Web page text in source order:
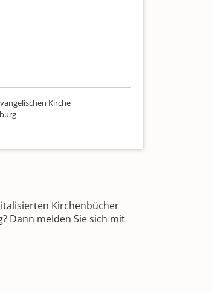
Kirche
Kirchenbücher
Dann melden Sie sich mit